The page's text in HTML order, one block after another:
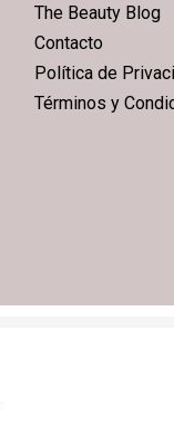
The Beauty Blog
Contacto
Política de
Términos y